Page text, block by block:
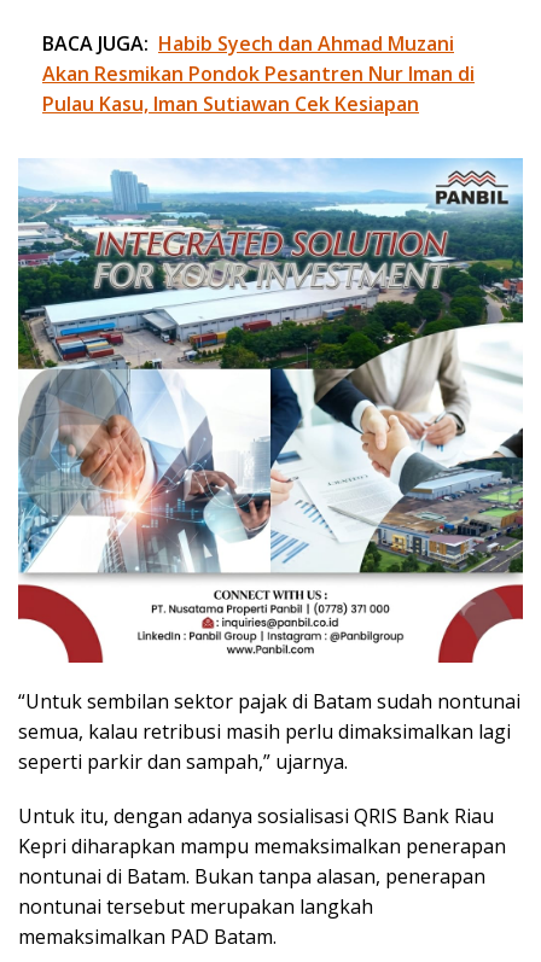
BACA JUGA: Habib Syech dan Ahmad Muzani
Akan Resmikan Pondok Pesantren Nur Iman di
Pulau Kasu, Iman Sutiawan Cek Kesiapan
“Untuk sembilan sektor pajak di Batam sudah nontunai
semua, kalau retribusi masih perlu dimaksimalkan lagi
seperti parkir dan sampah,” ujarnya.
Untuk itu, dengan adanya sosialisasi QRIS Bank Riau
Kepri diharapkan mampu memaksimalkan penerapan
nontunai di Batam. Bukan tanpa alasan, penerapan
nontunai tersebut merupakan langkah
memaksimalkan PAD Batam.